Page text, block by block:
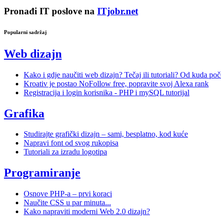
Pronađi IT poslove na ITjobr.net
Popularni sadržaj
Web dizajn
Kako i gdje naučiti web dizajn? Tečaj ili tutoriali? Od kuda
Kroativ je postao NoFollow free, popravite svoj Alexa rank
Registracija i login korisnika - PHP i mySQL tutorijal
Grafika
Studirajte grafički dizajn – sami, besplatno, kod kuće
Napravi font od svog rukopisa
Tutoriali za izradu logotipa
Programiranje
Osnove PHP-a – prvi koraci
Naučite CSS u par minuta...
Kako napraviti moderni Web 2.0 dizajn?